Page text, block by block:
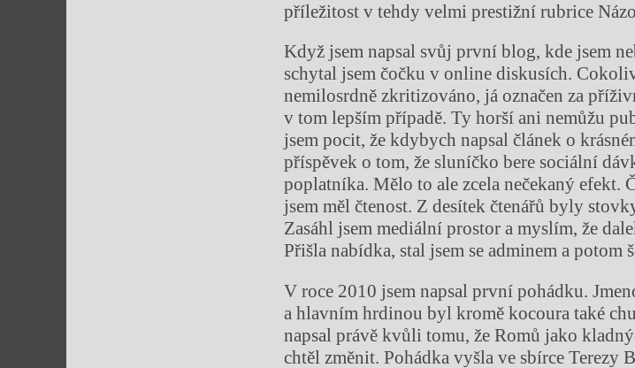
příležitost v tehdy velmi prestižní rubrice
Když jsem napsal svůj první blog, kde jsem
schytal jsem čočku v online diskusích.
nemilosrdně zkritizováno, já označen za
v tom lepším případě. Ty horší ani nemůžu
jsem pocit, že kdybych napsal článek o
příspěvek o tom, že sluníčko bere sociální
poplatníka. Mělo to ale zcela nečekaný efekt.
jsem měl čtenost. Z desítek čtenářů byly
Zasáhl jsem mediální prostor a myslím, že
Přišla nabídka, stal jsem se adminem a potom
V roce 2010 jsem napsal první pohádku.
a hlavním hrdinou byl kromě kocoura také
napsal právě kvůli tomu, že Romů jako
chtěl změnit. Pohádka vyšla ve sbírce Terezy